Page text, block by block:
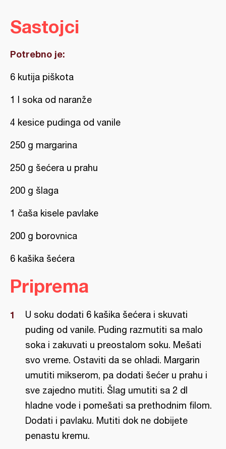
Sastojci
Potrebno je:
6 kutija piškota
1 l soka od naranže
4 kesice pudinga od vanile
250 g margarina
250 g šećera u prahu
200 g šlaga
1 čaša kisele pavlake
200 g borovnica
6 kašika šećera
Priprema
U soku dodati 6 kašika šećera i skuvati
puding od vanile. Puding razmutiti sa malo
soka i zakuvati u preostalom soku. Mešati
svo vreme. Ostaviti da se ohladi. Margarin
umutiti mikserom, pa dodati šećer u prahu i
sve zajedno mutiti. Šlag umutiti sa 2 dl
hladne vode i pomešati sa prethodnim filom.
Dodati i pavlaku. Mutiti dok ne dobijete
penastu kremu.